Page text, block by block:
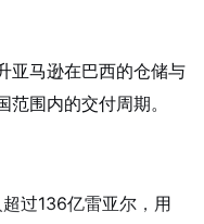
亚马逊在巴西的仓储与
围内的交付周期。
过136亿雷亚尔，用